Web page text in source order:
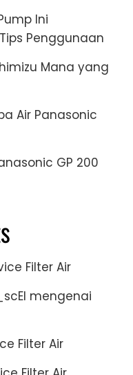
Ini
Penggunaan
Mana yang
Air Panasonic
GP 200
Filter Air
mengenai
Filter Air